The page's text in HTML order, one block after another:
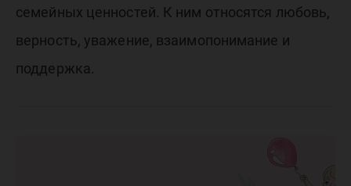
семейных ценностей. К ним относятся любовь,
верность, уважение, взаимопонимание и
поддержка.